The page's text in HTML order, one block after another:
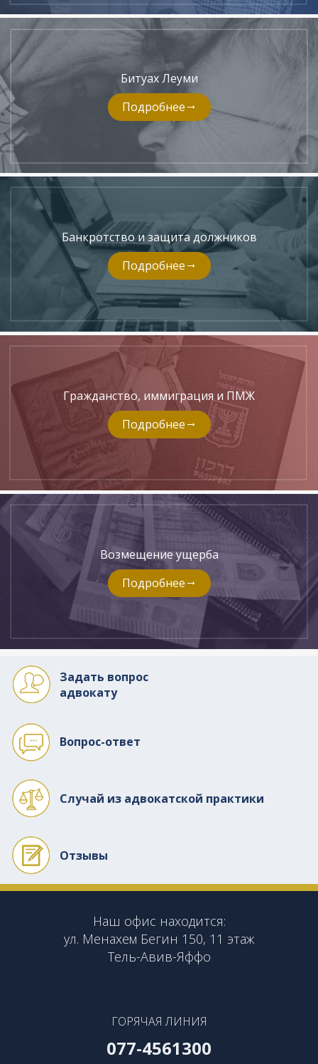
Битуах Леуми
Подробнее
Банкротство и защита должников
Подробнее
Гражданство, иммиграция и ПМЖ
Подробнее
Возмещение ущерба
Подробнее
Задать вопрос
адвокату
Вопрос-ответ
Случай из адвокатской практики
Отзывы
Наш офис находится:
ул. Менахем Бегин 150, 11 этаж
Тель-Авив-Яффо
ГОРЯЧАЯ ЛИНИЯ
077-4561300